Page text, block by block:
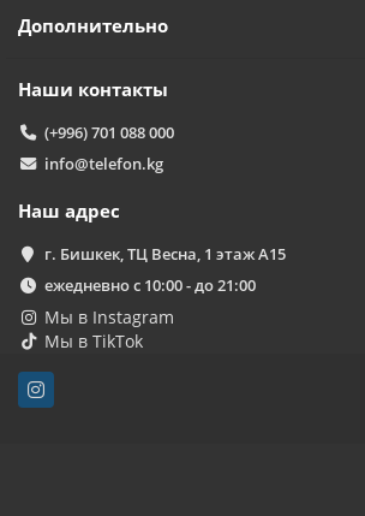
Дополнительно
Наши контакты
(+996) 701 088 000
info@telefon.kg
Наш адрес
г. Бишкек, ТЦ Весна, 1 этаж А15
ежедневно с 10:00 - до 21:00
Мы в Instagram
Мы в TikTok